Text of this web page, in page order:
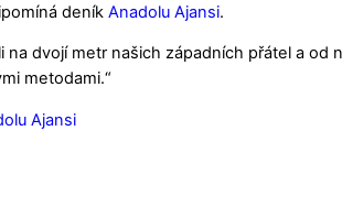
deník Anadolu Ajansi.
na dvojí metr našich západních přátel a
metodami.“
Ajansi